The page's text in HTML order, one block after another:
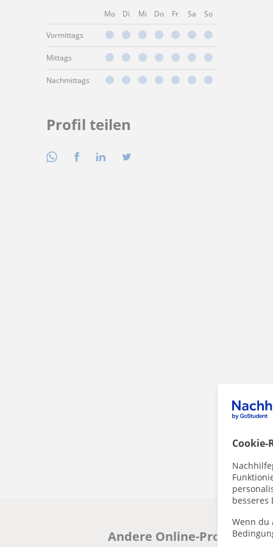
besseres
Wenn du
Mo Di Mi Do Fr Sa So
Vormittags
Mittags
Nachmittags
Profil teilen
Andere Online-